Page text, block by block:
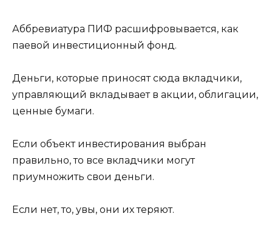
Аббревиатура ПИФ расшифровывается, как
паевой инвестиционный фонд.
Деньги, которые приносят сюда вкладчики,
управляющий вкладывает в акции, облигации,
ценные бумаги.
Если объект инвестирования выбран
правильно, то все вкладчики могут
приумножить свои деньги.
Если нет, то, увы, они их теряют.